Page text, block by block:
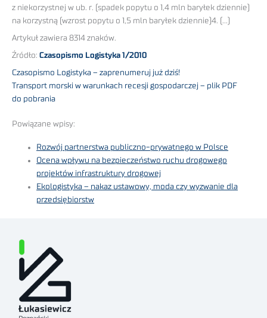
z niekorzystnej w ub. r. (spadek popytu o 1,4 mln baryłek dziennie)
na korzystną (wzrost popytu o 1,5 mln baryłek dziennie)4. (…)
Artykuł zawiera 8314 znaków.
Źródło: Czasopismo Logistyka 1/2010
Czasopismo Logistyka – zaprenumeruj już dziś!
Transport morski w warunkach recesji gospodarczej – plik PDF
do pobrania
Powiązane wpisy:
Rozwój partnerstwa publiczno-prywatnego w Polsce
Ocena wpływu na bezpieczeństwo ruchu drogowego
projektów infrastruktury drogowej
Ekologistyka – nakaz ustawowy, moda czy wyzwanie dla
przedsiębiorstw